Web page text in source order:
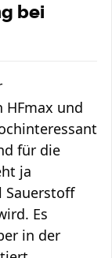
bei
HFmax und
für die
ja
Sauerstoff
Es
in der